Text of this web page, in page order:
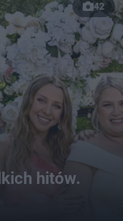
42
hitów.